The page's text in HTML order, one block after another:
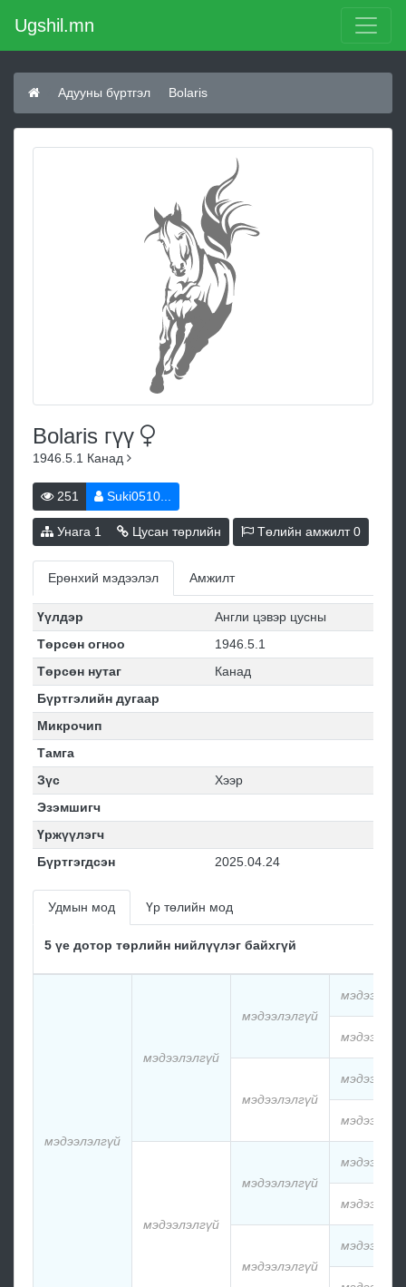
Ugshil.mn
Адууны бүртгэл Bolaris
Bolaris гүү
1946.5.1 Канад
251 Suki0510...
Унага 1 Цусан төрлийн Төлийн амжилт0
Ерөнхий мэдээлэл Амжилт
Үүлдэр
Англи цэвэр цусны
Төрсөн огноо
1946.5.1
Төрсөн нутаг
Канад
Бүртгэлийн дугаар
Микрочип
Тамга
Зүс
Хээр
Эзэмшигч
Үржүүлэгч
Бүртгэгдсэн
2025.04.24
Удмын мод Үр төлийн мод
5 үе дотор төрлийн нийлүүлэг байхгүй
мэдээлэлгүй
мэдээлэлгүй
мэдээлэлгүй
мэдээлэлгүй
мэдээлэлгүй
мэдээлэлгүй
мэдээлэлгүй